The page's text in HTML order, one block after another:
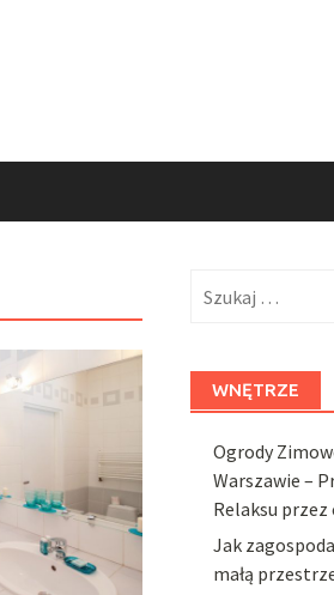
WNĘTRZE
Ogrody
Warszawie –
Relaksu przez
Jak
małą